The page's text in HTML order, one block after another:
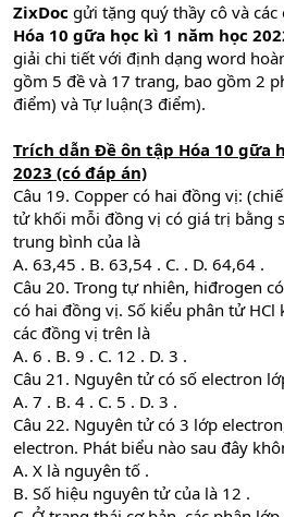
ZixDoc gửi tặng quý thầy cô và các
Hóa 10 gữa học kì 1 năm học
giải chi tiết với định dạng word
gồm 5 đề và 17 trang, bao gồm 2
điểm) và Tự luận(3 điểm).
Trích dẫn Đề ôn tập Hóa 10 gữa
2023 (có đáp án)
Câu 19. Copper có hai đồng vị:
tử khối mỗi đồng vị có giá trị bằng
trung bình của là
A. 63,45 . B. 63,54 . C. . D. 64,64 .
Câu 20. Trong tự nhiên, hiđrogen
có hai đồng vị. Số kiểu phân tử
các đồng vị trên là
A. 6 . B. 9 . C. 12 . D. 3 .
Câu 21. Nguyên tử có số electron
A. 7 . B. 4 . C. 5 . D. 3 .
Câu 22. Nguyên tử có 3 lớp
electron. Phát biểu nào sau đây
A. X là nguyên tố .
B. Số hiệu nguyên tử của là 12 .